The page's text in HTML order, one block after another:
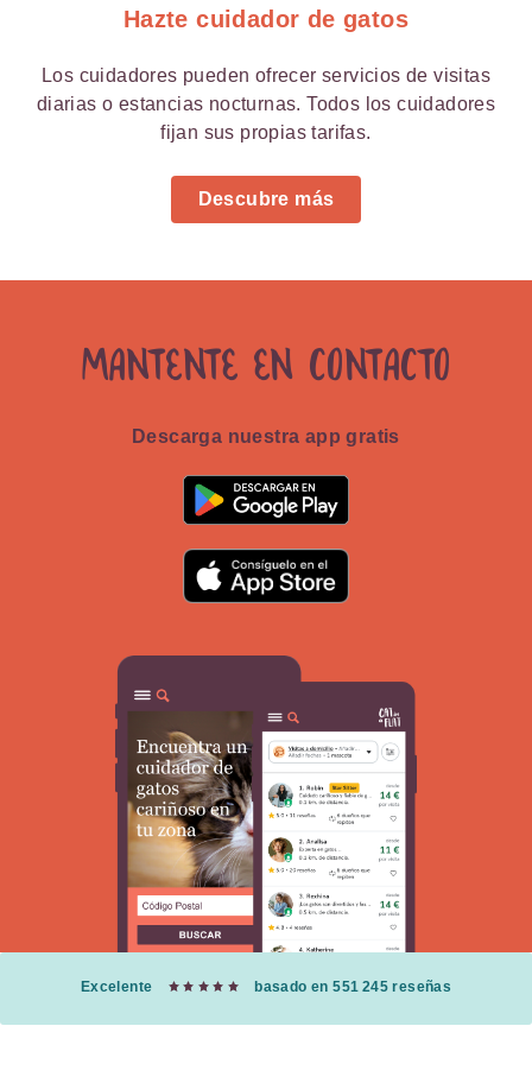
Hazte cuidador de gatos
Los cuidadores pueden ofrecer servicios de visitas
diarias o estancias nocturnas. Todos los cuidadores
fijan sus propias tarifas.
Descubre más
Mantente en contacto
Descarga nuestra app gratis
Excelente basado en 551 245 reseñas